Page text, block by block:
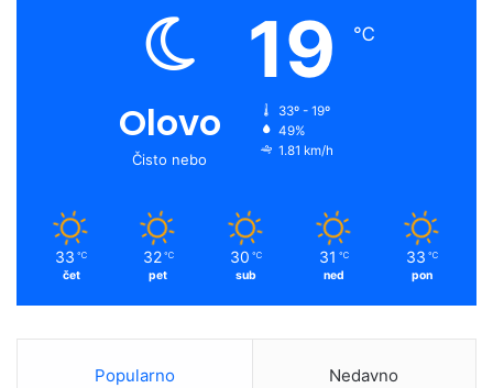
Olovo
Čisto nebo
19 ℃
33º - 19º
49%
1.81 km/h
33 ℃
čet
32 ℃
pet
30 ℃
sub
31 ℃
ned
33 ℃
pon
Popularno Nedavno